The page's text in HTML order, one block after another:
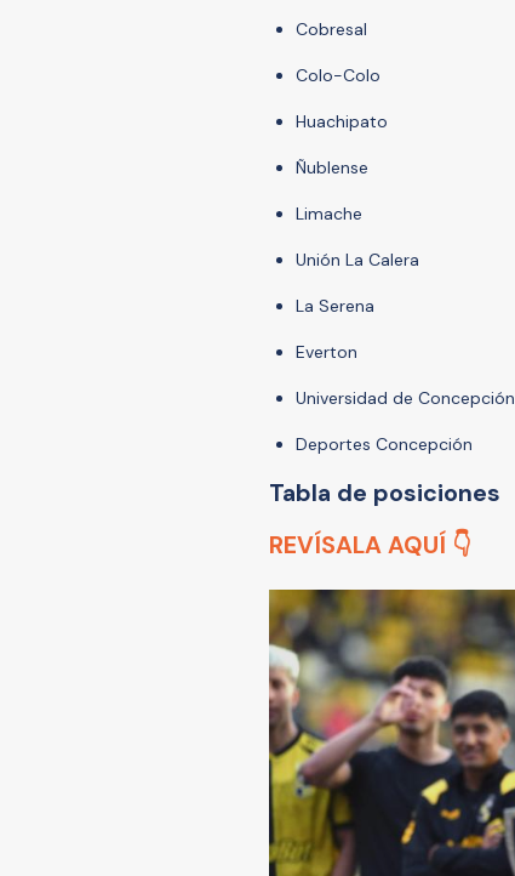
Cobresal
Colo-Colo
Huachipato
Ñublense
Limache
Unión La Calera
La Serena
Everton
Universidad de Concepción
Deportes Concepción
Tabla de posiciones
REVÍSALA AQUÍ 👇